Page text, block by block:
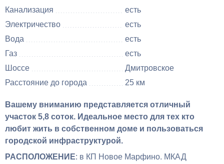
Канализация
есть
Электричество
есть
Вода
есть
Газ
есть
Шоссе
Дмитровское
Расстояние до города
25 км
Вашему вниманию представляется отличный
участок 5,8 соток. Идеальное место для тех кто
любит жить в собственном доме и пользоваться
городской инфраструктурой.
РАСПОЛОЖЕНИЕ: в КП Новое Марфино. МКАД